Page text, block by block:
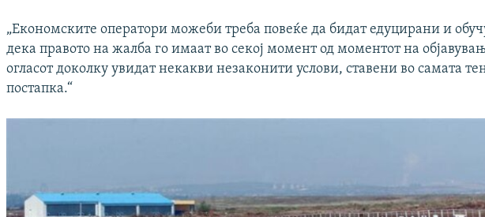
„Економските оператори можеби треба повеќе да бидат едуцирани и
дека правото на жалба го имаат во секој момент од моментот на
огласот доколку увидат некакви незаконити услови, ставени во самата
постапка.“